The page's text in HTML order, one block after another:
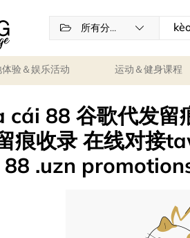
所有分类
验＆娱乐活动 运动＆健身课程
cái 88 谷歌代发留
痕收录 在线对接
.uzn